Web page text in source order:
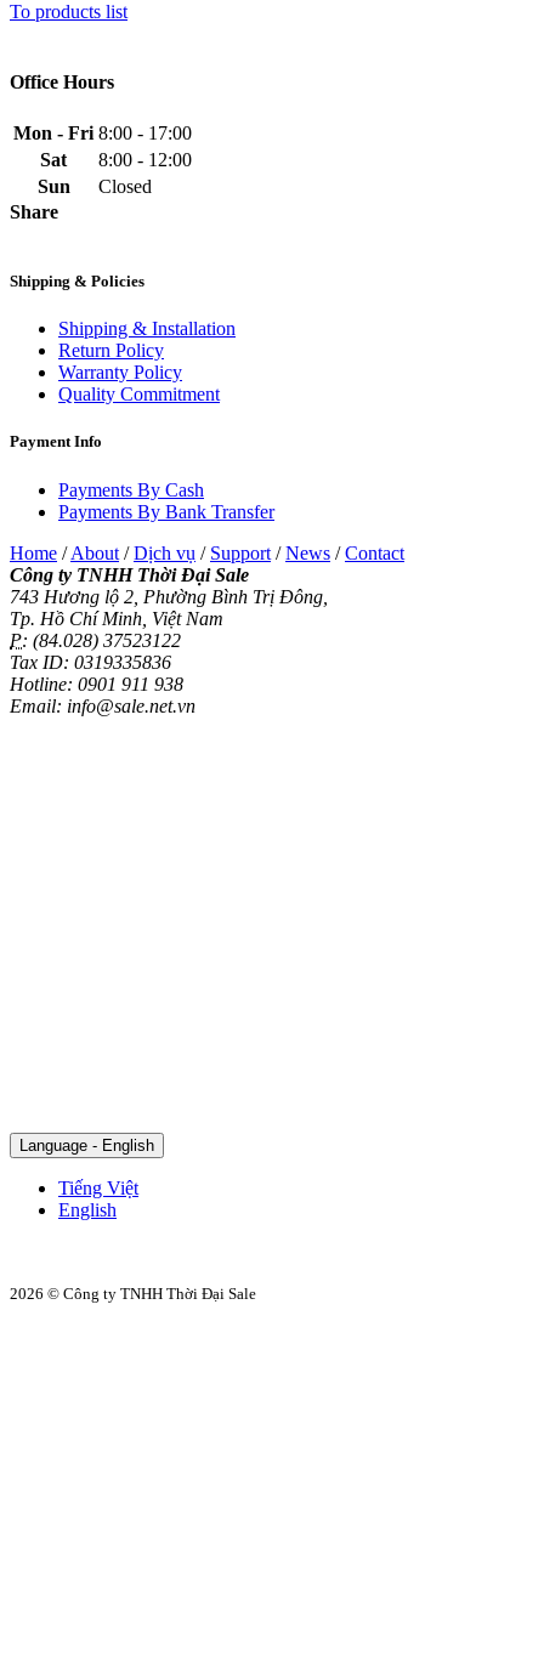
To products list
Office Hours
Mon - Fri 8:00 - 17:00
Sat
8:00 - 12:00
Sun
Closed
Share
Shipping & Policies
Shipping & Installation
Return Policy
Warranty Policy
Quality Commitment
Payment Info
Payments By Cash
Payments By Bank Transfer
Home /About /Dịch vụ / Support /News /Contact
Công ty TNHH Thời Đại Sale
743 Hương lộ 2, Phường Bình Trị Đông,
Tp. Hồ Chí Minh, Việt Nam
P: (84.028) 37523122
Tax ID: 0319335836
Hotline: 0901 911 938
Email: info@sale.net.vn
Language - English
Tiếng Việt
English
2026 © Công ty TNHH Thời Đại Sale